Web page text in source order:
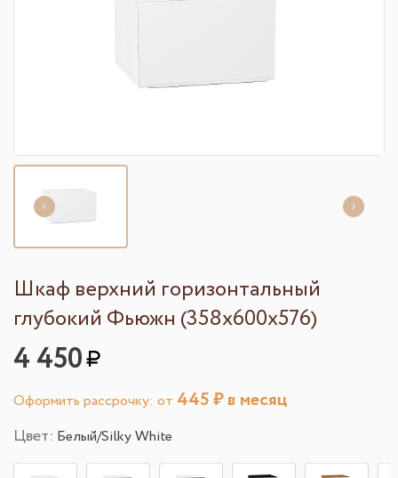
Шкаф верхний горизонтальный
глубокий Фьюжн (358х600х576)
4 450
Оформить рассрочку: от 445₽ в месяц
Цвет: Белый/Silky White